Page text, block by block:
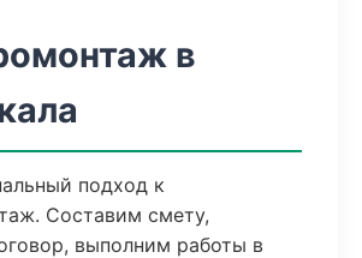
в
подход к
Составим смету,
выполним работы в